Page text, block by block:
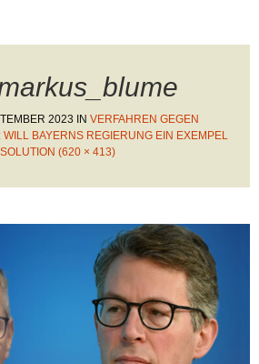
2023 IN VERFAHREN GEGEN
BAYERNS REGIERUNG EIN EXEMPEL
(620 × 413)